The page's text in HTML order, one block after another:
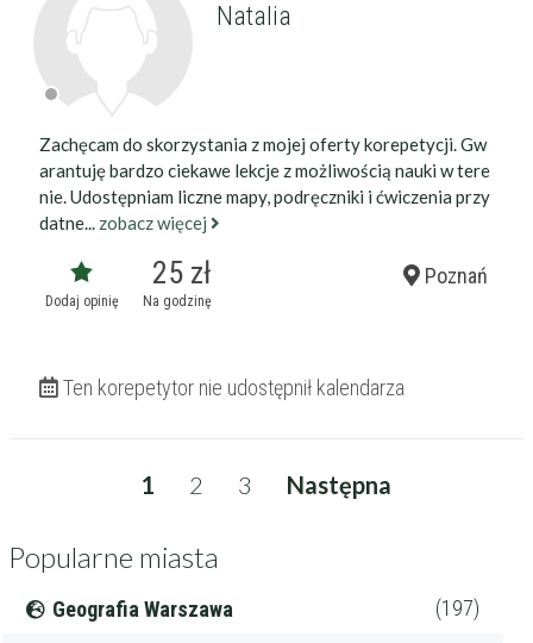
Natalia
Zachęcam do skorzystania z mojej oferty korepetycji. Gw
arantuję bardzo ciekawe lekcje z możliwością nauki w tere
nie. Udostępniam liczne mapy, podręczniki i ćwiczenia przy
datne... zobacz więcej
Dodaj opinię
25 zł
Na godzinę
Poznań
Ten korepetytor nie udostępnił kalendarza
1 2 3 Następna
Popularne miasta
Geografia Warszawa (197)